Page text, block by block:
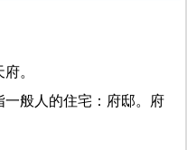
。
般人的住宅：府邸。府